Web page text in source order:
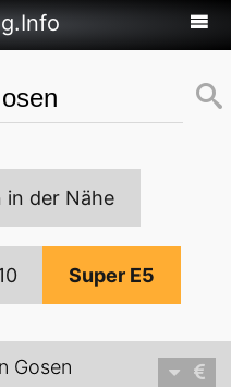
in der Nähe
Super E5
Gosen